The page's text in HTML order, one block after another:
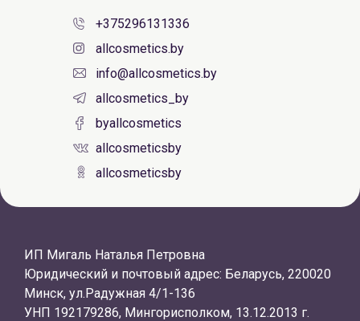
+375296131336
allcosmetics.by
info@allcosmetics.by
allcosmetics_by
byallcosmetics
allcosmeticsby
allcosmeticsby
ИП Мигаль Наталья Петровна
Юридический и почтовый адрес: Беларусь, 220020
Минск, ул.Радужная 4/1-136
УНП 192179286, Мингорисполком, 13.12.2013 г.